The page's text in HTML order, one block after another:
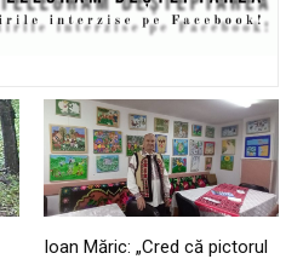
Ioan Măric: „Cred că pictorul